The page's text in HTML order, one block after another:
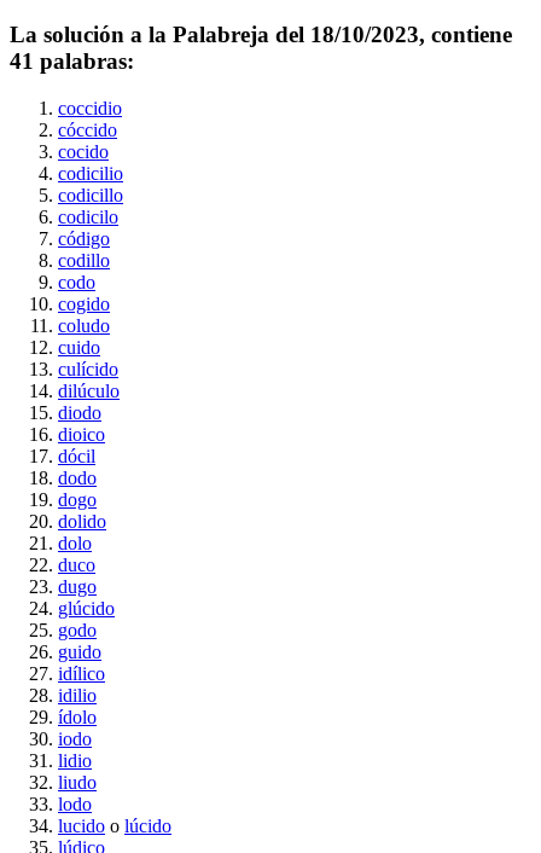
La solución a la Palabreja del 18/10/2023, contiene
41 palabras:
coccidio
cóccido
cocido
codicilio
codicillo
codicilo
código
codillo
codo
cogido
coludo
cuido
culícido
dilúculo
diodo
dioico
dócil
dodo
dogo
dolido
dolo
duco
dugo
glúcido
godo
guido
idílico
idilio
ídolo
iodo
lidio
liudo
lodo
lucido o lúcido
lúdico